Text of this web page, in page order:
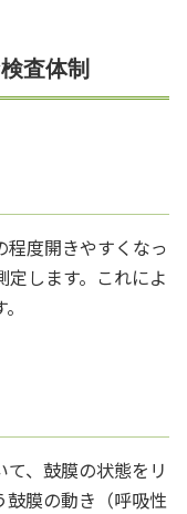
査体制
度開きやすくなっ
します。これによ
、鼓膜の状態をリ
鼓膜の動き（呼吸性